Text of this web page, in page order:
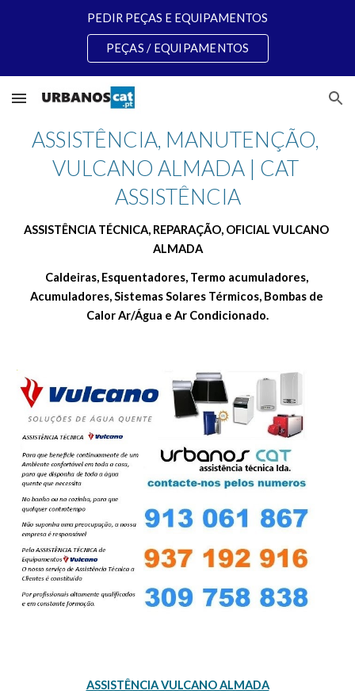
PEDIR PEÇAS E EQUIPAMENTOS
PEÇAS / EQUIPAMENTOS
ASSISTÊNCIA, MANUTENÇÃO,
VULCANO ALMADA | CAT
ASSISTÊNCIA
ASSISTÊNCIA TÉCNICA, REPARAÇÃO, OFICIAL VULCANO
ALMADA
Caldeiras, Esquentadores, Termo acumuladores,
Acumuladores, Sistemas Solares Térmicos, Bombas de
Calor Ar/Água e Ar Condicionado.
ASSISTÊNCIA VULCANO ALMADA